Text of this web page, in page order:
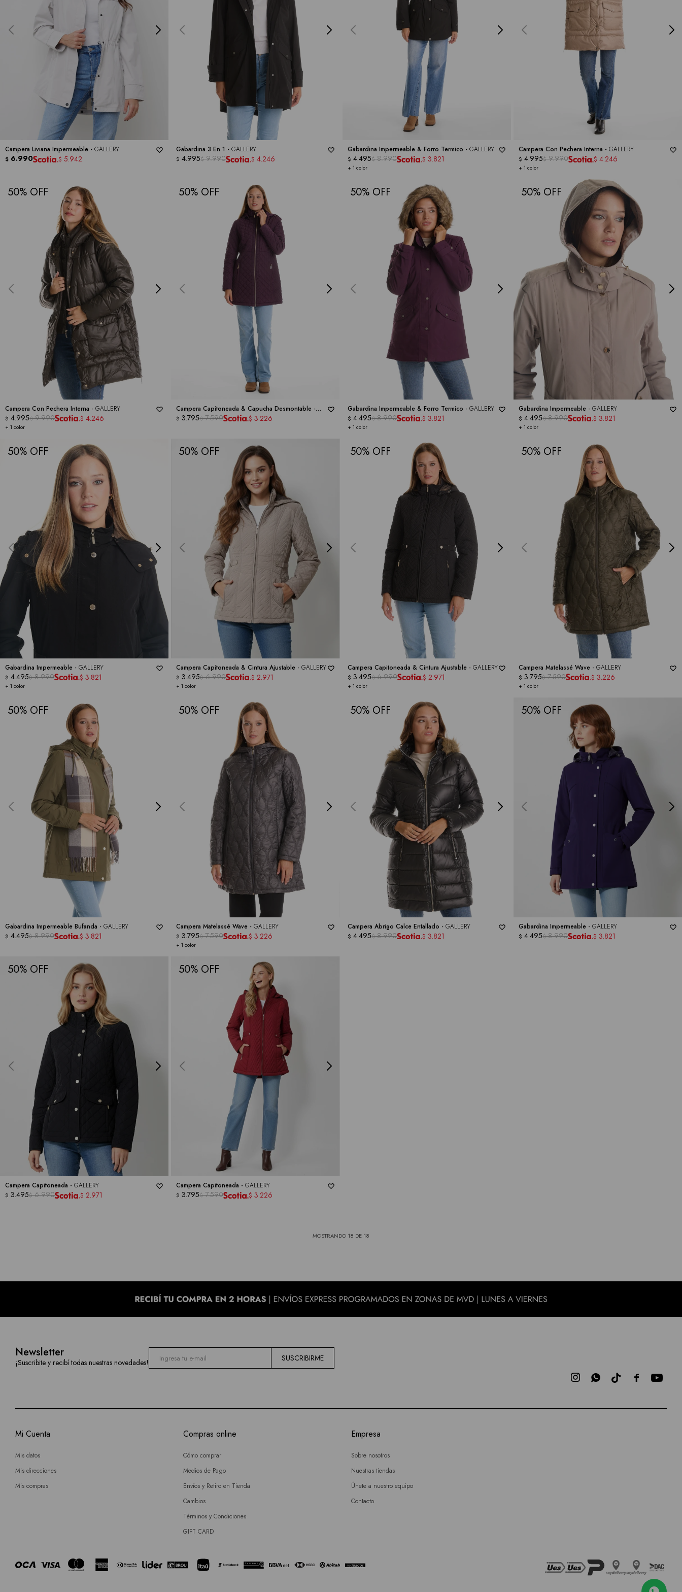
Campera Liviana Impermeable - GALLERY
$ 6.990 $ 5.942
Gabardina 3 En 1 -GALLERY
$ 4.995$ 9.990 $ 4.246
Gabardina Impermeable & Forro Termico - GALLERY
+ 1 color
$ 4.495$ 8.990 $ 3.821
Campera Con Pechera Interna - GALLERY
+ 1 color
$ 4.995$ 9.990 $ 4.246
50
Campera Con Pechera Interna - GALLERY
+ 1 color
$ 4.995$ 9.990 $ 4.246
50
Campera Capitoneada & Capucha Desmontable -
GALLERY
$ 3.795$ 7.590 $ 3.226
50
Gabardina Impermeable & Forro Termico - GALLERY
+ 1 color
$ 4.495$ 8.990 $ 3.821
50
Gabardina Impermeable - GALLERY
+ 1 color
$ 4.495$ 8.990 $ 3.821
50
Gabardina Impermeable - GALLERY
+ 1 color
$ 4.495$ 8.990 $ 3.821
50
Campera Capitoneada & Cintura Ajustable -GALLERY
+ 1 color
$ 3.495$ 6.990 $ 2.971
50
Campera Capitoneada & Cintura Ajustable - GALLERY
+ 1 color
$ 3.495$ 6.990 $ 2.971
50
Campera Matelassé Wave - GALLERY
+ 1 color
$ 3.795$ 7.590 $ 3.226
50
Gabardina Impermeable Bufanda - GALLERY
$ 4.495$ 8.990 $ 3.821
50
Campera Matelassé Wave -GALLERY
+ 1 color
$ 3.795$ 7.590 $ 3.226
50
Campera Abrigo Calce Entallado - GALLERY
$ 4.495$ 8.990 $ 3.821
50
Gabardina Impermeable - GALLERY
$ 4.495$ 8.990 $ 3.821
50
Campera Capitoneada - GALLERY
$ 3.495$ 6.990 $ 2.971
50
Campera Capitoneada -GALLERY
$ 3.795$ 7.590 $ 3.226
MOSTRANDO 18 DE 18
Newsletter
¡Suscribite y recibí todas nuestras novedades! SUSCRIBIRME

 
Mi Cuenta
Mis datos
Mis direcciones
Mis compras
Compras online
Cómo comprar
Medios de Pago
Envíos y Retiro en Tienda
Cambios
Términos y Condiciones
GIFT CARD
Empresa
Sobre nosotros
Nuestras tiendas
Únete a nuestro equipo
Contacto